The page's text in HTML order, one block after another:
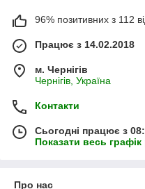
96% позитивних з 112
Працює з 14.02.2018
м. Чернігів
Чернігів, Україна
Контакти
Сьогодні працює з
Показати весь
Про нас